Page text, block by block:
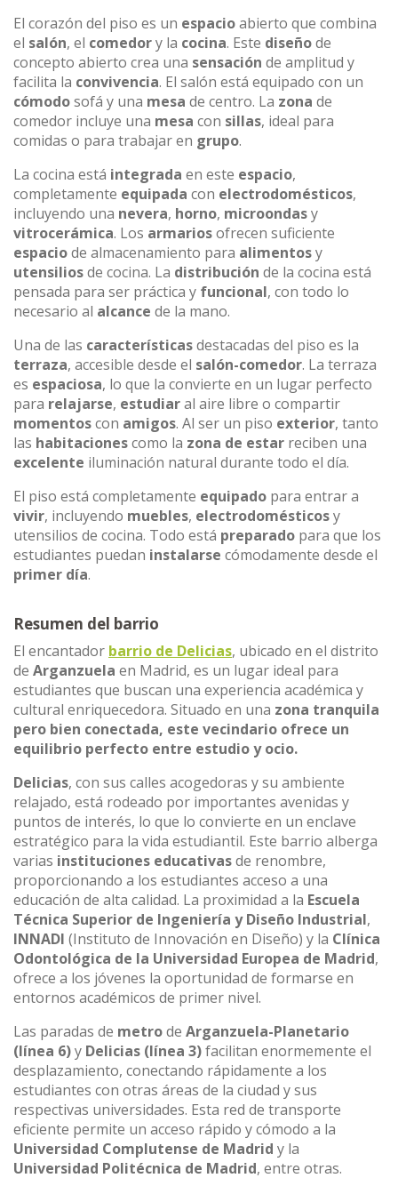
El corazón del piso es un espacioabierto que combina
el salón, el comedory la cocina. Este diseñode
concepto abierto crea una sensación de amplitud y
facilita la convivencia. El salón está equipado con un
cómodosofá y una mesa de centro. La zona de
comedor incluye una mesa con sillas, ideal para
comidas o para trabajar en grupo.
La cocina está integrada en este espacio,
completamente equipada con electrodomésticos,
incluyendo una nevera, horno, microondasy
vitrocerámica. Los armariosofrecen suficiente
espaciode almacenamiento para alimentosy
utensiliosde cocina. La distribución de la cocina está
pensada para ser práctica y funcional, con todo lo
necesario al alcance de la mano.
Una de las característicasdestacadas del piso es la
terraza, accesible desde el salón-comedor. La terraza
es espaciosa, lo que la convierte en un lugar perfecto
para relajarse, estudiaral aire libre o compartir
momentoscon amigos. Al ser un piso exterior, tanto
las habitacionescomo la zona de estar reciben una
excelente iluminación natural durante todo el día.
El piso está completamente equipado para entrar a
vivir, incluyendo muebles, electrodomésticosy
utensilios de cocina. Todo está preparado para que los
estudiantes puedan instalarse cómodamente desde el
primer día.
Resumen del barrio
El encantador barrio de Delicias, ubicado en el distrito
de Arganzuela en Madrid, es un lugar ideal para
estudiantes que buscan una experiencia académica y
cultural enriquecedora. Situado en una zona tranquila
pero bien conectada, este vecindario ofrece un
equilibrio perfecto entre estudio y ocio.
Delicias, con sus calles acogedoras y su ambiente
relajado, está rodeado por importantes avenidas y
puntos de interés, lo que lo convierte en un enclave
estratégico para la vida estudiantil. Este barrio alberga
varias instituciones educativasde renombre,
proporcionando a los estudiantes acceso a una
educación de alta calidad. La proximidad a la Escuela
Técnica Superior de Ingeniería y Diseño Industrial,
INNADI (Instituto de Innovación en Diseño) y la Clínica
Odontológica de la Universidad Europea de Madrid,
ofrece a los jóvenes la oportunidad de formarse en
entornos académicos de primer nivel.
Las paradas de metrode Arganzuela-Planetario
(línea 6)y Delicias (línea 3)facilitan enormemente el
desplazamiento, conectando rápidamente a los
estudiantes con otras áreas de la ciudad y sus
respectivas universidades. Esta red de transporte
eficiente permite un acceso rápido y cómodo a la
Universidad Complutense de Madrid y la
Universidad Politécnica de Madrid, entre otras.